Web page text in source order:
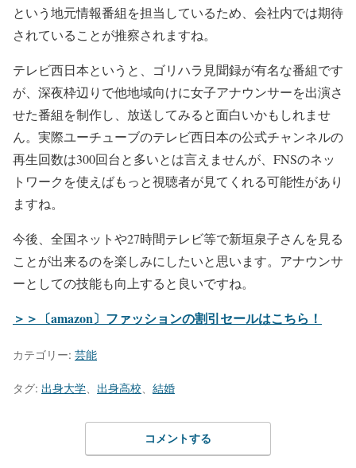
という地元情報番組を担当しているため、会社内では期待
されていることが推察されますね。
テレビ西日本というと、ゴリハラ見聞録が有名な番組です
が、深夜枠辺りで他地域向けに女子アナウンサーを出演さ
せた番組を制作し、放送してみると面白いかもしれませ
ん。実際ユーチューブのテレビ西日本の公式チャンネルの
再生回数は300回台と多いとは言えませんが、FNSのネッ
トワークを使えばもっと視聴者が見てくれる可能性があり
ますね。
今後、全国ネットや27時間テレビ等で新垣泉子さんを見る
ことが出来るのを楽しみにしたいと思います。アナウンサ
ーとしての技能も向上すると良いですね。
＞＞〔amazon〕ファッションの割引セールはこちら！
カテゴリー: 芸能
タグ: 出身大学 出身高校 結婚
コメントする